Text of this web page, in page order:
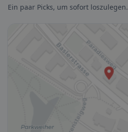
Ein paar Picks, um sofort loszulegen.